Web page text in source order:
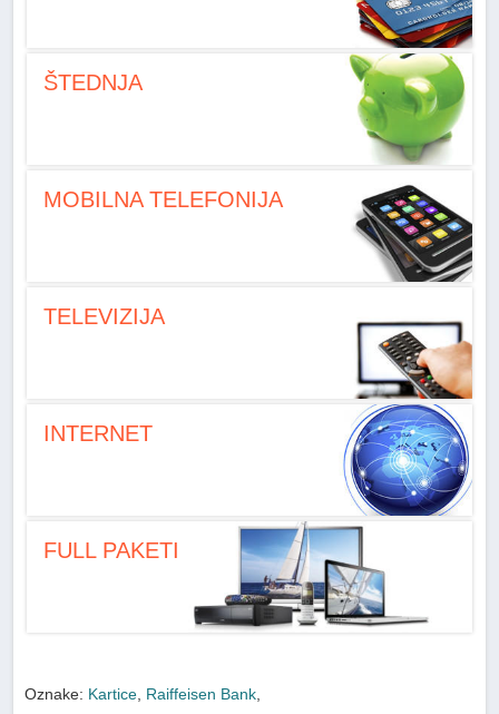
ŠTEDNJA
MOBILNA TELEFONIJA
TELEVIZIJA
INTERNET
FULL PAKETI
Oznake: Kartice, Raiffeisen Bank,